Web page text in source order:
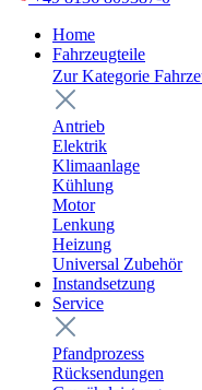
Home
Fahrzeugteile
Zur Kategorie
Antrieb
Elektrik
Klimaanlage
Kühlung
Motor
Lenkung
Heizung
Universal Zubehör
Instandsetzung
Service
Pfandprozess
Rücksendungen